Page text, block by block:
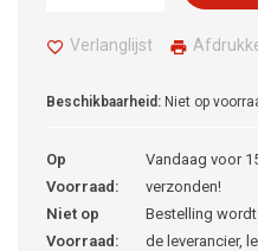
Verlanglijst
Beschikbaarheid: Niet op
Op
Voorraad:
Vandaag voor
verzonden!
Niet op
Voorraad:
Bestelling
de leverancier,